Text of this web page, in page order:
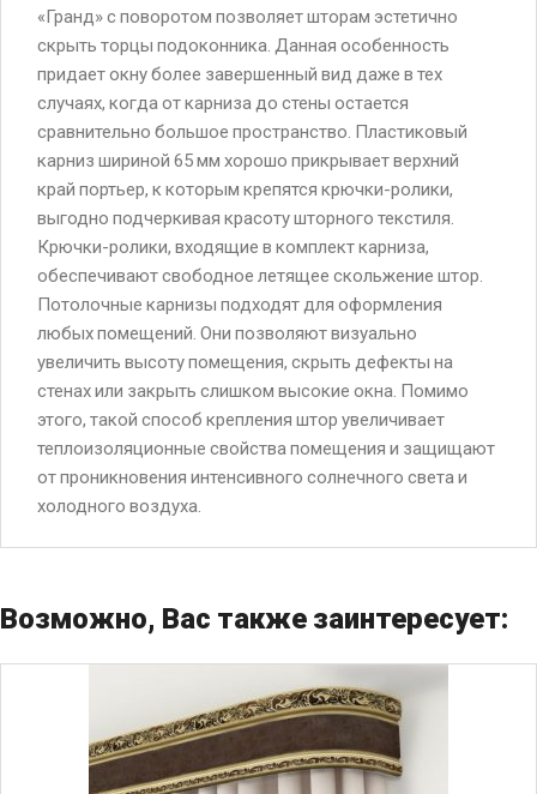
«Гранд» с поворотом позволяет шторам эстетично
скрыть торцы подоконника. Данная особенность
придает окну более завершенный вид даже в тех
случаях, когда от карниза до стены остается
сравнительно большое пространство. Пластиковый
карниз шириной 65 мм хорошо прикрывает верхний
край портьер, к которым крепятся крючки-ролики,
выгодно подчеркивая красоту шторного текстиля.
Крючки-ролики, входящие в комплект карниза,
обеспечивают свободное летящее скольжение штор.
Потолочные карнизы подходят для оформления
любых помещений. Они позволяют визуально
увеличить высоту помещения, скрыть дефекты на
стенах или закрыть слишком высокие окна. Помимо
этого, такой способ крепления штор увеличивает
теплоизоляционные свойства помещения и защищают
от проникновения интенсивного солнечного света и
холодного воздуха.
Возможно, Вас также заинтересует: